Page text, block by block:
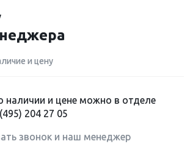
и цену
и цене можно в отделе
204 27 05
звонок и наш менеджер